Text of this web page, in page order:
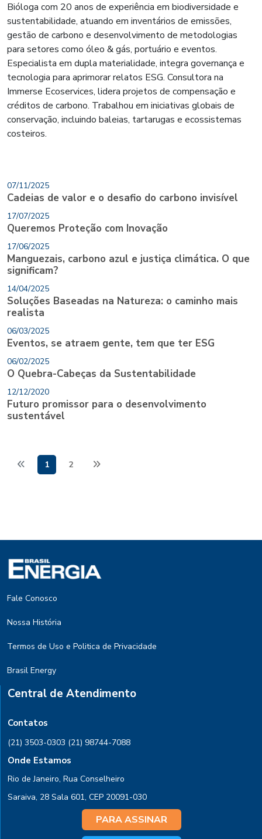
Bióloga com 20 anos de experiência em biodiversidade e
sustentabilidade, atuando em inventários de emissões,
gestão de carbono e desenvolvimento de metodologias
para setores como óleo & gás, portuário e eventos.
Especialista em dupla materialidade, integra governança e
tecnologia para aprimorar relatos ESG. Consultora na
Immerse Ecoservices, lidera projetos de compensação e
créditos de carbono. Trabalhou em iniciativas globais de
conservação, incluindo baleias, tartarugas e ecossistemas
costeiros.
07/11/2025
Cadeias de valor e o desafio do carbono invisível
17/07/2025
Queremos Proteção com Inovação
17/06/2025
Manguezais, carbono azul e justiça climática. O que
significam?
14/04/2025
Soluções Baseadas na Natureza: o caminho mais
realista
06/03/2025
Eventos, se atraem gente, tem que ter ESG
06/02/2025
O Quebra-Cabeças da Sustentabilidade
12/12/2020
Futuro promissor para o desenvolvimento
sustentável
1 2
Fale Conosco
Nossa História
Termos de Uso e Politica de Privacidade
Brasil Energy
Central de Atendimento
Contatos
(21) 3503-0303 (21) 98744-7088
Onde Estamos
Rio de Janeiro, Rua Conselheiro
Saraiva, 28 Sala 601, CEP 20091-030
PARA ASSINAR